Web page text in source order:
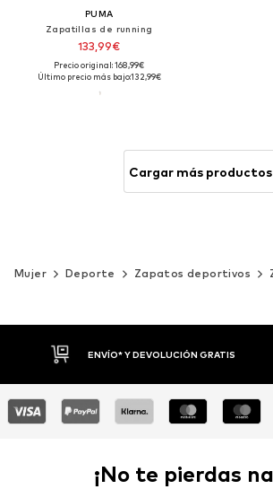
PUMA
Zapatillas de running
133,99€
Precio original: 168,99€
Último precio más bajo:132,99€
Cargar más productos
Mujer Deporte Zapatos deportivos
DEVOLUCIONES HASTA 30 DÍAS
¡No te pierdas